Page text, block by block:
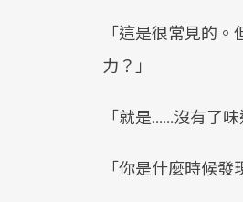
「這是很常見的
力？」
「就是......沒有了
「你是什麼時候